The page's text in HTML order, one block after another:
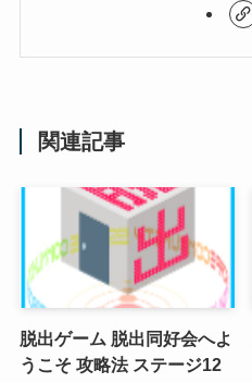
関連記事
脱出ゲーム 脱出同好会へよ
うこそ 攻略法 ステージ12